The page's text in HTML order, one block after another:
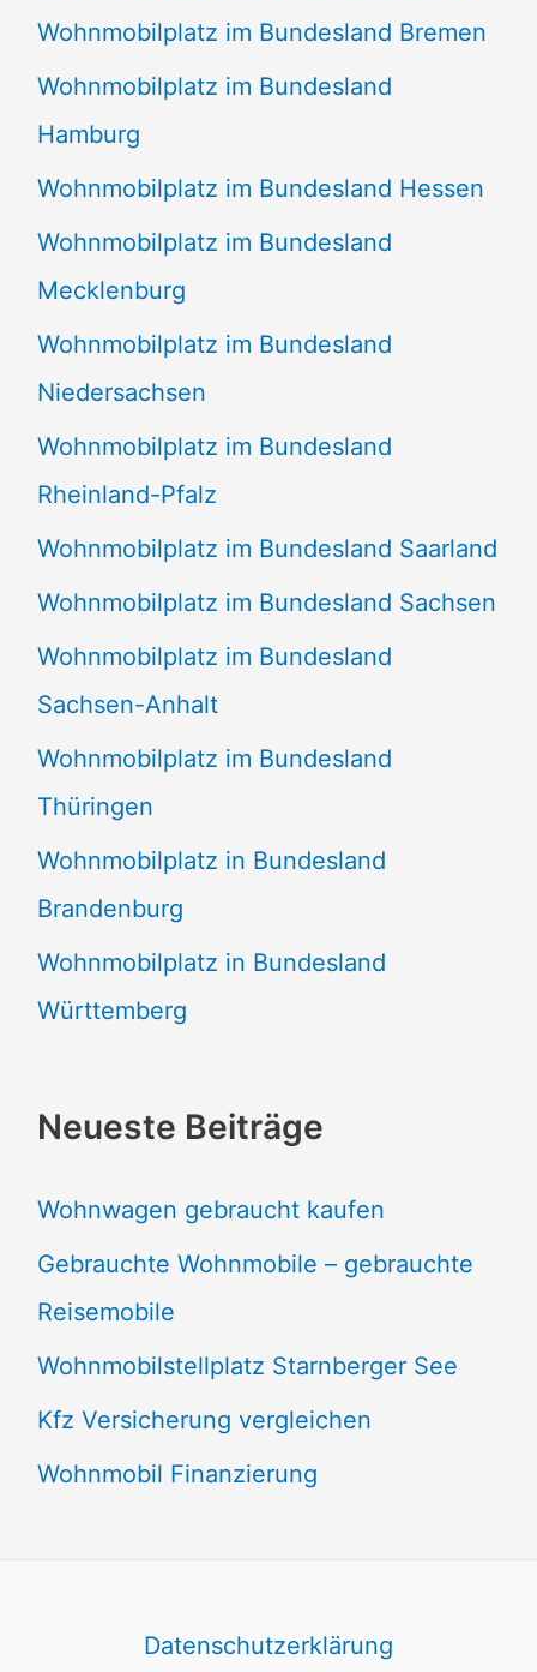
Wohnmobilplatz im Bundesland Bremen
Wohnmobilplatz im Bundesland
Hamburg
Wohnmobilplatz im Bundesland Hessen
Wohnmobilplatz im Bundesland
Mecklenburg
Wohnmobilplatz im Bundesland
Niedersachsen
Wohnmobilplatz im Bundesland
Rheinland-Pfalz
Wohnmobilplatz im Bundesland Saarland
Wohnmobilplatz im Bundesland Sachsen
Wohnmobilplatz im Bundesland
Sachsen-Anhalt
Wohnmobilplatz im Bundesland
Thüringen
Wohnmobilplatz in Bundesland
Brandenburg
Wohnmobilplatz in Bundesland
Württemberg
Neueste Beiträge
Wohnwagen gebraucht kaufen
Gebrauchte Wohnmobile – gebrauchte
Reisemobile
Wohnmobilstellplatz Starnberger See
Kfz Versicherung vergleichen
Wohnmobil Finanzierung
Datenschutzerklärung